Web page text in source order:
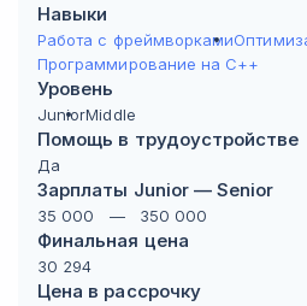
Навыки
Работа с фреймворками
Программирование на C++
Уровень
JuniorMiddle
Помощь в трудоустройстве
Да
Зарплаты Junior — Senior
35 000 — 350 000
Финальная цена
30 294
Цена в рассрочку